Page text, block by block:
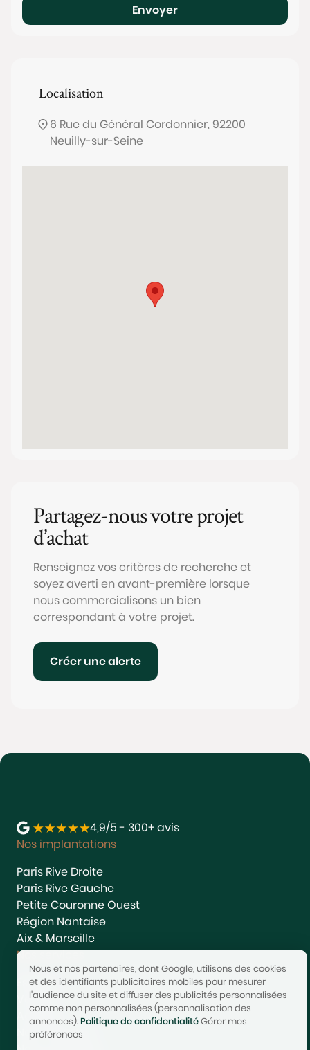
Envoyer
Localisation
6 Rue du Général Cordonnier, 92200
Neuilly-sur-Seine
Partagez-nous votre projet
d’achat
Renseignez vos critères de recherche et
soyez averti en avant-première lorsque
nous commercialisons un bien
correspondant à votre projet.
Créer une alerte
4,9/5 - 300+ avis
Nos implantations
Paris Rive Droite
Paris Rive Gauche
Petite Couronne Ouest
Région Nantaise
Aix & Marseille
Nos services
Estimer
Vendre
Acheter
Nous rejoindre
Nous et nos partenaires, dont Google, utilisons des cookies
et des identifiants publicitaires mobiles pour mesurer
l'audience du site et diffuser des publicités personnalisées
comme non personnalisées (personnalisation des
annonces).Politique de confidentialitéGérer mes
préférences